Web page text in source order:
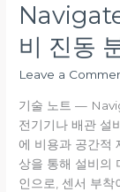
비 진동
Leave a
기술 노트 —
전기기나 배관 설
에 비용과 공간적
상을 통해 설비의
인으로, 센서 부